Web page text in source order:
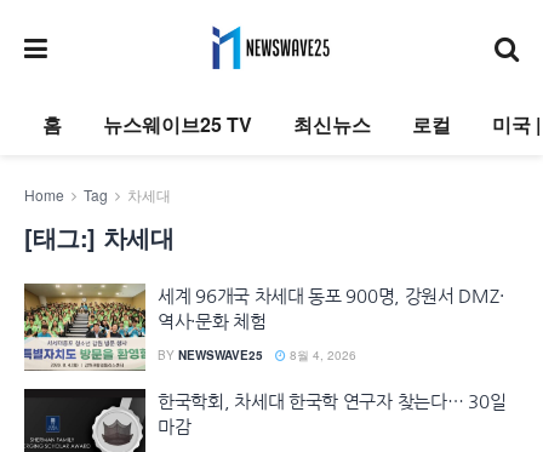
홈 뉴스웨이브25 TV 최신뉴스 로컬 미국
Home Tag 차세대
[태그:] 차세대
세계 96개국 차세대 동포 900명, 강원서 DMZ·
역사·문화 체험
BY NEWSWAVE25 8월 4, 2026
한국학회, 차세대 한국학 연구자 찾는다… 30일
마감